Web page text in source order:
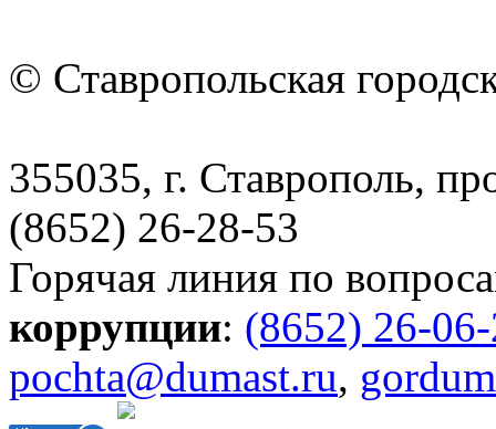
© Ставропольская
355035, г. Ставрополь,
(8652) 26-28-53
Горячая линия по
коррупции: (8652) 26-
pochta@dumast.ru,